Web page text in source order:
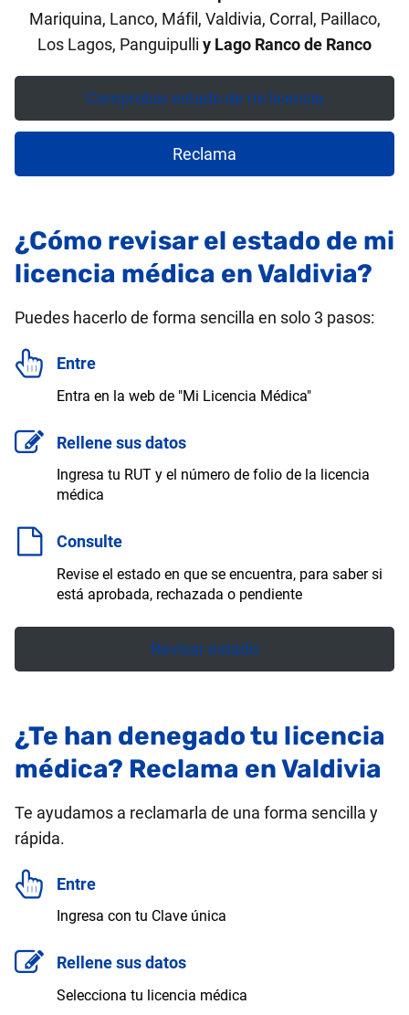
Mariquina, Lanco, Máfil, Valdivia, Corral, Paillaco,
Los Lagos, Panguipulli y Lago Ranco de Ranco
Comprobar estado de mi licencia
Reclama
¿Cómo revisar el estado de mi
licencia médica en Valdivia?
Puedes hacerlo de forma sencilla en solo 3 pasos:
Entre
Entra en la web de "Mi Licencia Médica"
Rellene sus datos
Ingresa tu RUT y el número de folio de la licencia
médica
Consulte
Revise el estado en que se encuentra, para saber si
está aprobada, rechazada o pendiente
Revisar estado
¿Te han denegado tu licencia
médica? Reclama en Valdivia
Te ayudamos a reclamarla de una forma sencilla y
rápida.
Entre
Ingresa con tu Clave única
Rellene sus datos
Selecciona tu licencia médica